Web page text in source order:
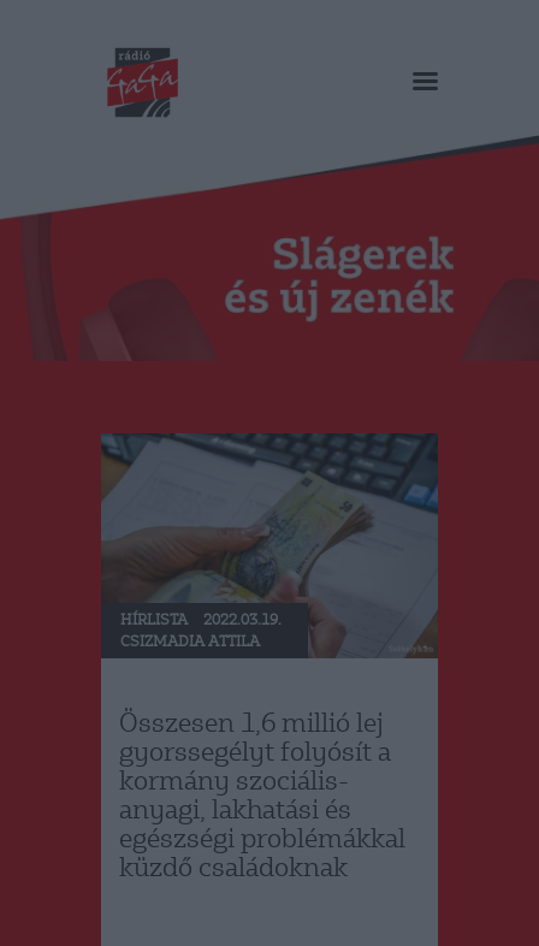
RÁDIÓ GAGA
Műsorok
Duma Duba
Podcast és videók
Stáb
Kapcsolat
RO
HÍRLISTA
2022.03.19.
CSIZMADIA ATTILA
Összesen 1,6 millió lej
gyorssegélyt folyósít a
kormány szociális-
anyagi, lakhatási és
egészségi problémákkal
küzdő családoknak